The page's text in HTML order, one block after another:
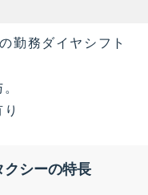
勤務ダイヤシフト
クシーの特長